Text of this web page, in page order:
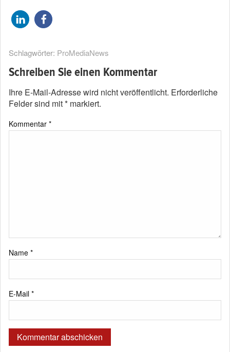
Schlagwörter: ProMediaNews
Schreiben Sie einen Kommentar
Ihre E-Mail-Adresse wird nicht veröffentlicht. Erforderliche
Felder sind mit* markiert.
Kommentar *
Name *
E-Mail *